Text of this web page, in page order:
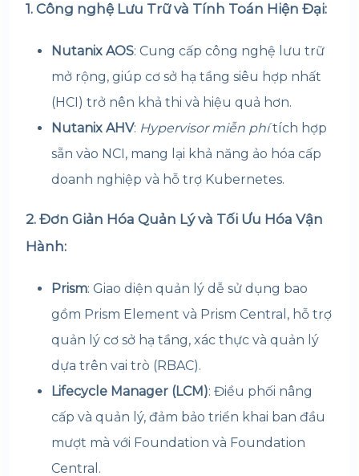
1. Công nghệ Lưu Trữ và Tính Toán Hiện Đại:
Nutanix AOS: Cung cấp công nghệ lưu trữ
mở rộng, giúp cơ sở hạ tầng siêu hợp nhất
(HCI) trở nên khả thi và hiệu quả hơn.
Nutanix AHV: Hypervisor miễn phítích hợp
sẵn vào NCI, mang lại khả năng ảo hóa cấp
doanh nghiệp và hỗ trợ Kubernetes.
2. Đơn Giản Hóa Quản Lý và Tối Ưu Hóa Vận
Hành:
Prism: Giao diện quản lý dễ sử dụng bao
gồm Prism Element và Prism Central, hỗ trợ
quản lý cơ sở hạ tầng, xác thực và quản lý
dựa trên vai trò (RBAC).
Lifecycle Manager (LCM): Điều phối nâng
cấp và quản lý, đảm bảo triển khai ban đầu
mượt mà với Foundation và Foundation
Central.